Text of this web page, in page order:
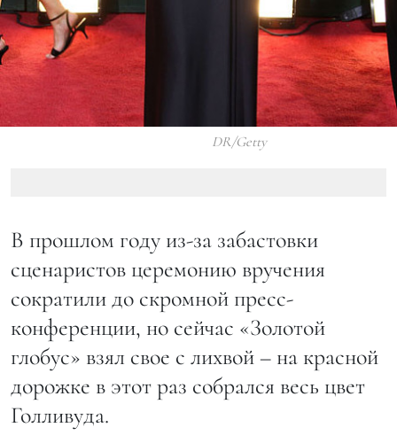
DR/Getty
В прошлом году из-за забастовки
сценаристов церемонию вручения
сократили до скромной пресс-
конференции, но сейчас «Золотой
глобус» взял свое с лихвой – на красной
дорожке в этот раз собрался весь цвет
Голливуда.